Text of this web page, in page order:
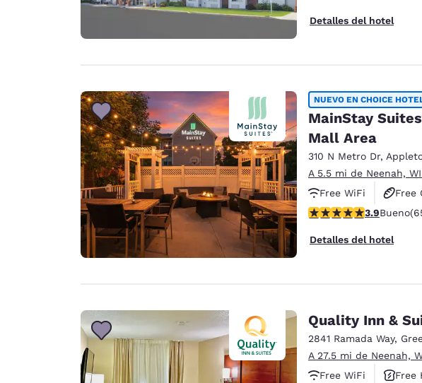
Detalles del hotel
NUEVO EN CHOICE
MainStay
Mall Area
310 N Metro Dr,
A 5.5 mi de Neenah,
Free WiFi
Free
Free Grab & Go
calificación de 3.88
3.9Bueno
Detalles del hotel
2841 Ramada Way,
A 27.5 mi de Neenah,
Free WiFi
Free